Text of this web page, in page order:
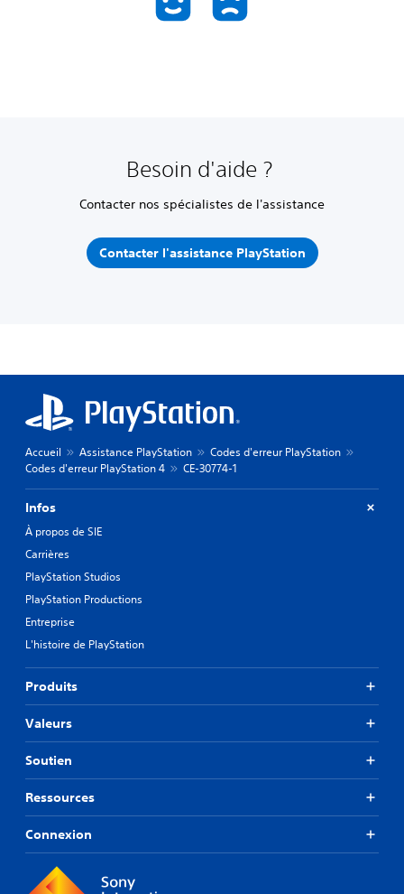
Besoin d'aide ?
Contacter nos spécialistes de l'assistance
Contacter l'assistance PlayStation
Accueil Assistance PlayStation
Codes d'erreur PlayStation
Codes d'erreur PlayStation 4
CE-30774-1
Infos
À propos de SIE
Carrières
PlayStation Studios
PlayStation Productions
Entreprise
L'histoire de PlayStation
Produits
Valeurs
Soutien
Ressources
Connexion